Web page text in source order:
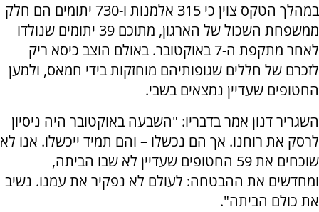
במהלך הטקס צוין כי 315 אלמנות ו-730 יתומים הם חלק
ממשפחת השכול של הארגון, מתוכם 39 יתומים שנולדו
לאחר מתקפת ה-7 באוקטובר. באולם הוצב כיסא ריק
לזכרם של חללים שגופותיהם מוחזקות בידי חמאס, ולמען
החטופים שעדיין נמצאים בשבי.
השגריר דנון אמר בדבריו: "השבעה באוקטובר היה ניסיון
לרסק את רוחנו. אך הם נכשלו – והם תמיד ייכשלו. אנו לא
שוכחים את 59 החטופים שעדיין לא שבו הביתה,
ומחדשים את ההבטחה: לעולם לא נפקיר את עמנו. נשיב
את כולם הביתה".